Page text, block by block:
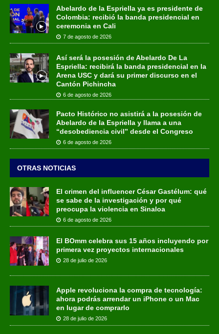
Abelardo de la Espriella ya es presidente de
Colombia: recibió la banda presidencial en
ceremonia en Cali
7 de agosto de 2026
Así será la posesión de Abelardo De La
Espriella: recibirá la banda presidencial en la
Arena USC y dará su primer discurso en el
Cantón Pichincha
6 de agosto de 2026
Pacto Histórico no asistirá a la posesión de
Abelardo de la Espriella y llama a una
“desobediencia civil” desde el Congreso
6 de agosto de 2026
OTRAS NOTICIAS
El crimen del influencer César Gastélum: qué
se sabe de la investigación y por qué
preocupa la violencia en Sinaloa
6 de agosto de 2026
El BOmm celebra sus 15 años incluyendo por
primera vez proyectos internacionales
28 de julio de 2026
Apple revoluciona la compra de tecnología:
ahora podrás arrendar un iPhone o un Mac
en lugar de comprarlo
28 de julio de 2026